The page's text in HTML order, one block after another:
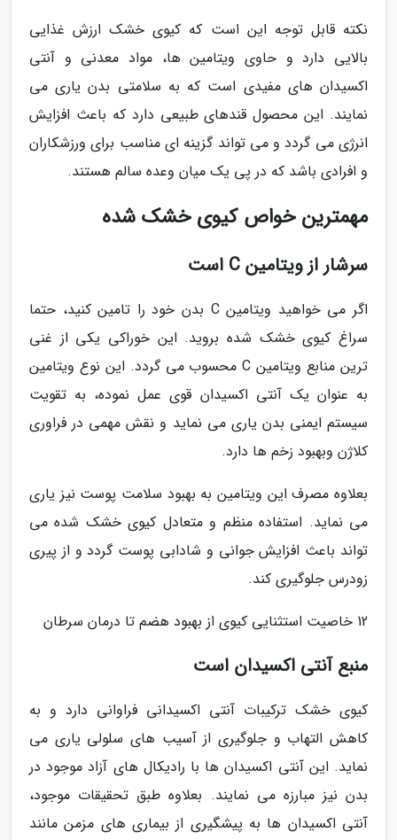
نکته قابل توجه این است که کیوی خشک ارزش غذایی
بالایی دارد و حاوی ویتامین ها، مواد معدنی و آنتی
اکسیدان های مفیدی است که به سلامتی بدن یاری می
نمایند. این محصول قندهای طبیعی دارد که باعث افزایش
انرژی می گردد و می تواند گزینه ای مناسب برای ورزشکاران
و افرادی باشد که در پی یک میان وعده سالم هستند.
مهمترین خواص کیوی خشک شده
سرشار از ویتامین C است
اگر می خواهید ویتامین C بدن خود را تامین کنید، حتما
سراغ کیوی خشک شده بروید. این خوراکی یکی از غنی
ترین منابع ویتامین C محسوب می گردد. این نوع ویتامین
به عنوان یک آنتی اکسیدان قوی عمل نموده، به تقویت
سیستم ایمنی بدن یاری می نماید و نقش مهمی در فراوری
کلاژن وبهبود زخم ها دارد.
بعلاوه مصرف این ویتامین به بهبود سلامت پوست نیز یاری
می نماید. استفاده منظم و متعادل کیوی خشک شده می
تواند باعث افزایش جوانی و شادابی پوست گردد و از پیری
زودرس جلوگیری کند.
12 خاصیت استثنایی کیوی از بهبود هضم تا درمان سرطان
منبع آنتی اکسیدان است
کیوی خشک ترکیبات آنتی اکسیدانی فراوانی دارد و به
کاهش التهاب و جلوگیری از آسیب های سلولی یاری می
نماید. این آنتی اکسیدان ها با رادیکال های آزاد موجود در
بدن نیز مبارزه می نمایند. بعلاوه طبق تحقیقات موجود،
آنتی اکسیدان ها به پیشگیری از بیماری های مزمن مانند